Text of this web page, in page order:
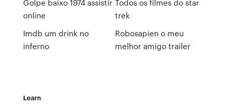
Golpe baixo 1974 assistir
online
Imdb um drink no
inferno
Todos os filmes do star
trek
Robosapien o meu
melhor amigo trailer
Learn